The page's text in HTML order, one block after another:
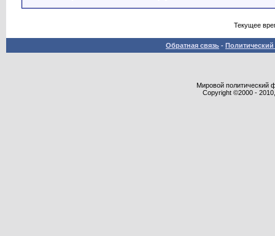
Текущее
Обратная связь -
Мировой политический
Copyright ©2000 -